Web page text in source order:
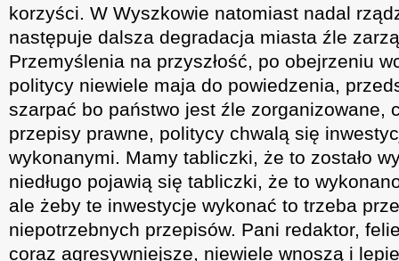
korzyści. W Wyszkowie natomiast nadal
następuje dalsza degradacja miasta źle
Przemyślenia na przyszłość, po obejrzeniu
politycy niewiele maja do powiedzenia,
szarpać bo państwo jest źle zorganizowane,
przepisy prawne, politycy chwalą się
wykonanymi. Mamy tabliczki, że to zostało
niedługo pojawią się tabliczki, że to
ale żeby te inwestycje wykonać to trzeba
niepotrzebnych przepisów. Pani redaktor,
coraz agresywniejsze, niewiele wnoszą i